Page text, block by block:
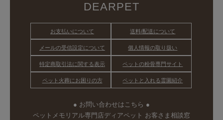
DEARPET
お支払いについて 送料/配送について
メールの受信設定について 個人情報の取り扱い
特定商取引法に関する表示 ペットの粉骨専門サイト
ペット火葬にお困りの方 ペットと入れる霊園紹介
● お問い合わせはこちら ●
ペットメモリアル専門店ディアペット お客さま相談窓